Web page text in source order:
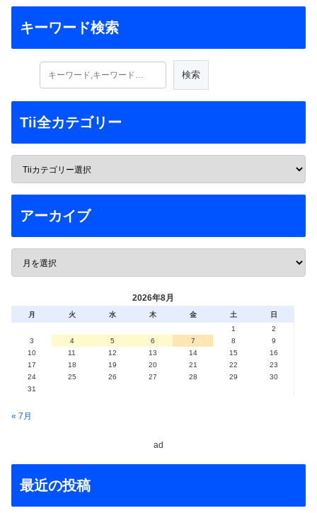
キーワード検索
Tii全カテゴリー
アーカイブ
2026年8月
月 火 水 木 金 土
日
1
2
3
4 5 6 7 8
9
10
11 12 13 14 15
16
17
18 19 20 21 22
23
24
25 26 27 28 29
30
31
« 7月
ad
最近の投稿